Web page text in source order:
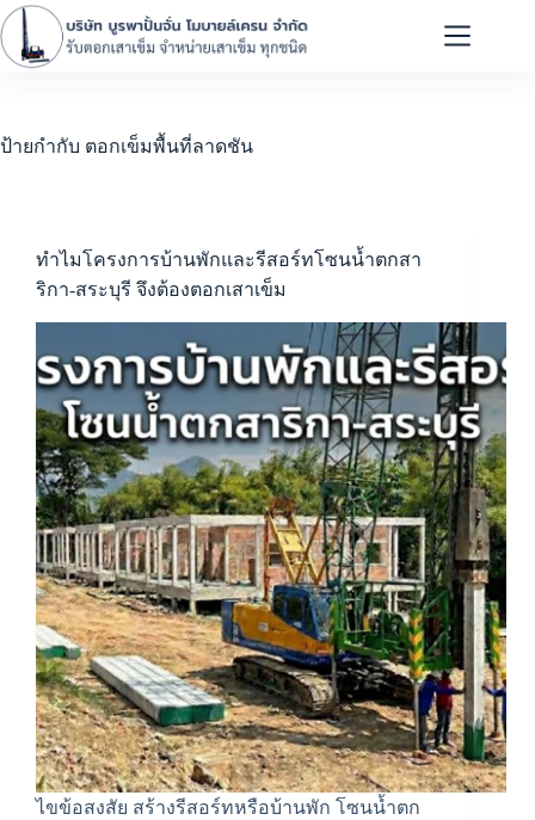
ป้ายกำกับ ตอกเข็มพื้นที่ลาดชัน
ทำไมโครงการบ้านพักและรีสอร์ทโซนน้ำตกสา
ริกา-สระบุรี จึงต้องตอกเสาเข็ม
ไขข้อสงสัย สร้างรีสอร์ทหรือบ้านพัก โซนน้ำตก